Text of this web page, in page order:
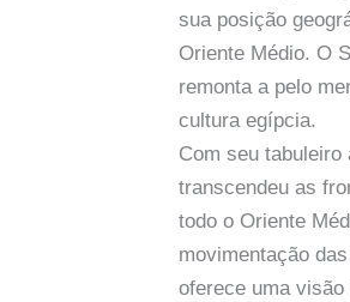
sua posição
Oriente Médio. O
remonta a pelo
cultura egípcia.
Com seu tabuleiro
transcendeu as
todo o Oriente
movimentação
oferece uma